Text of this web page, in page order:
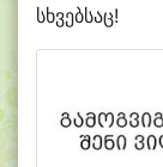
სხვებსაც!